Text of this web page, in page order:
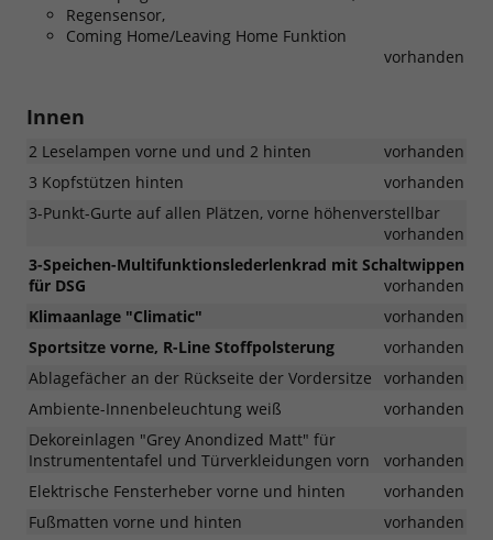
Regensensor,
Coming Home/Leaving Home Funktion
vorhanden
Innen
2 Leselampen vorne und und 2 hinten
vorhanden
3 Kopfstützen hinten
vorhanden
3-Punkt-Gurte auf allen Plätzen, vorne höhenverstellbar
vorhanden
3-Speichen-Multifunktionslederlenkrad mit Schaltwippen
für DSG
vorhanden
Klimaanlage "Climatic"
vorhanden
Sportsitze vorne, R-Line Stoffpolsterung
vorhanden
Ablagefächer an der Rückseite der Vordersitze
vorhanden
Ambiente-Innenbeleuchtung weiß
vorhanden
Dekoreinlagen "Grey Anondized Matt" für
Instrumententafel und Türverkleidungen vorn
vorhanden
Elektrische Fensterheber vorne und hinten
vorhanden
Fußmatten vorne und hinten
vorhanden